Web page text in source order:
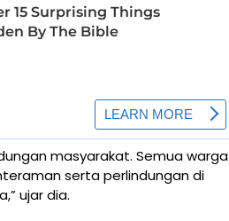
masyarakat. Semua warga
serta perlindungan di
ujar dia.